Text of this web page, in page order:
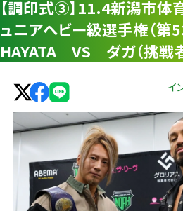
プ
ロ
レ
ス
【調印式③】11.4新潟市体
ュニアヘビー級選手権（第
HAYATA VS ダガ（挑戦
イ